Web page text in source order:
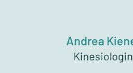
Andrea
Kinesiologin